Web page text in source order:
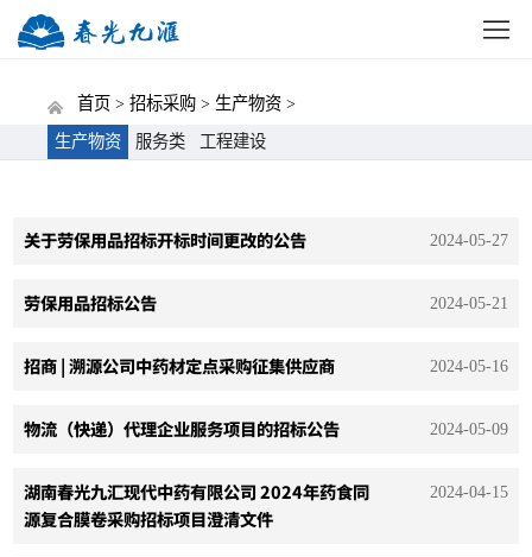
首页 > 招标采购 > 生产物资 >
生产物资
服务类 工程建设
关于劳保用品招标开标时间更改的公告 2024-05-27
劳保用品招标公告 2024-05-21
招商 | 溯源公司中药材定点采购征集供应商 2024-05-16
物流（快递）代理企业服务项目的招标公告 2024-05-09
湖南春光九汇现代中药有限公司 2024年药食同
源复合膜卷采购招标项目澄清文件
2024-04-15